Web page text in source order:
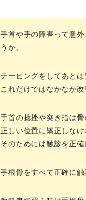
手首や手の障害って意
うか。
テーピングをしてあとは
これだけではなかなか改
手首の捻挫や突き指は
正しい位置に矯正しなけ
そのためには触診を正確
手根骨をすべて正確に触